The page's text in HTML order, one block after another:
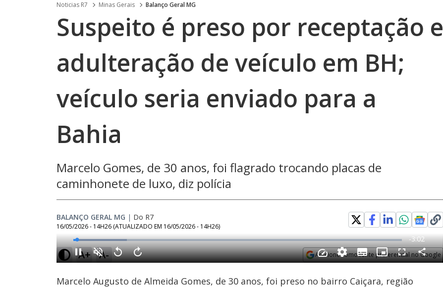
Noticias R7 Minas Gerais Balanço Geral MG
Suspeito é preso por receptação e
adulteração de veículo em BH;
veículo seria enviado para a
Bahia
Marcelo Gomes, de 30 anos, foi flagrado trocando placas de
caminhonete de luxo, diz polícia
BALANÇO GERAL MG | Do R7
16/05/2026 - 14H26 (ATUALIZADO EM 16/05/2026 - 14H26)
A+ A- Adicione como fonte preferencial no Google
Ativar
Som
Loaded:
19.61%
Velocidade Subtitles
Marcelo Augusto de Almeida Gomes, de 30 anos, foi preso no bairro Caiçara, região